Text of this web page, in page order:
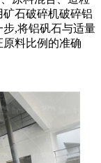
石破碎机破碎铝
,将铝矾石与适量
料比例的准确